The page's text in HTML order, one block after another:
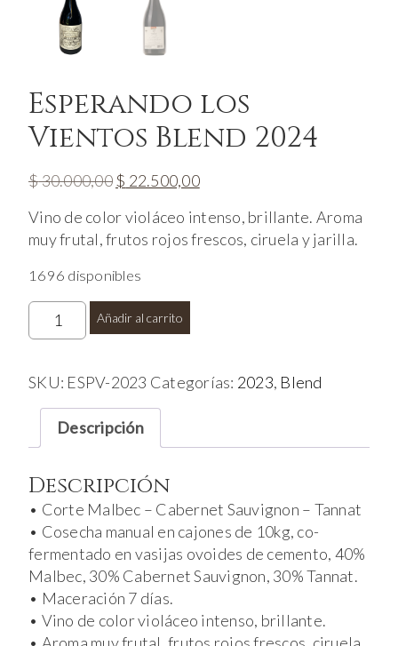
Esperando los
Vientos Blend 2024
$30.000,00 El
original
era:
$ 30.000,00.
$ 22.500,00El
actual
es:
Vino de color violáceo intenso, brillante. Aroma
muy frutal, frutos rojos frescos, ciruela y jarilla.
1696 disponibles
Esperando
los
Blend
cantidad
Añadir al carrito
SKU: ESPV-2023 Categorías: 2023, Blend
Descripción
Descripción
• Corte Malbec – Cabernet Sauvignon – Tannat
• Cosecha manual en cajones de 10kg, co-
fermentado en vasijas ovoides de cemento, 40%
Malbec, 30% Cabernet Sauvignon, 30% Tannat.
• Maceración 7 días.
• Vino de color violáceo intenso, brillante.